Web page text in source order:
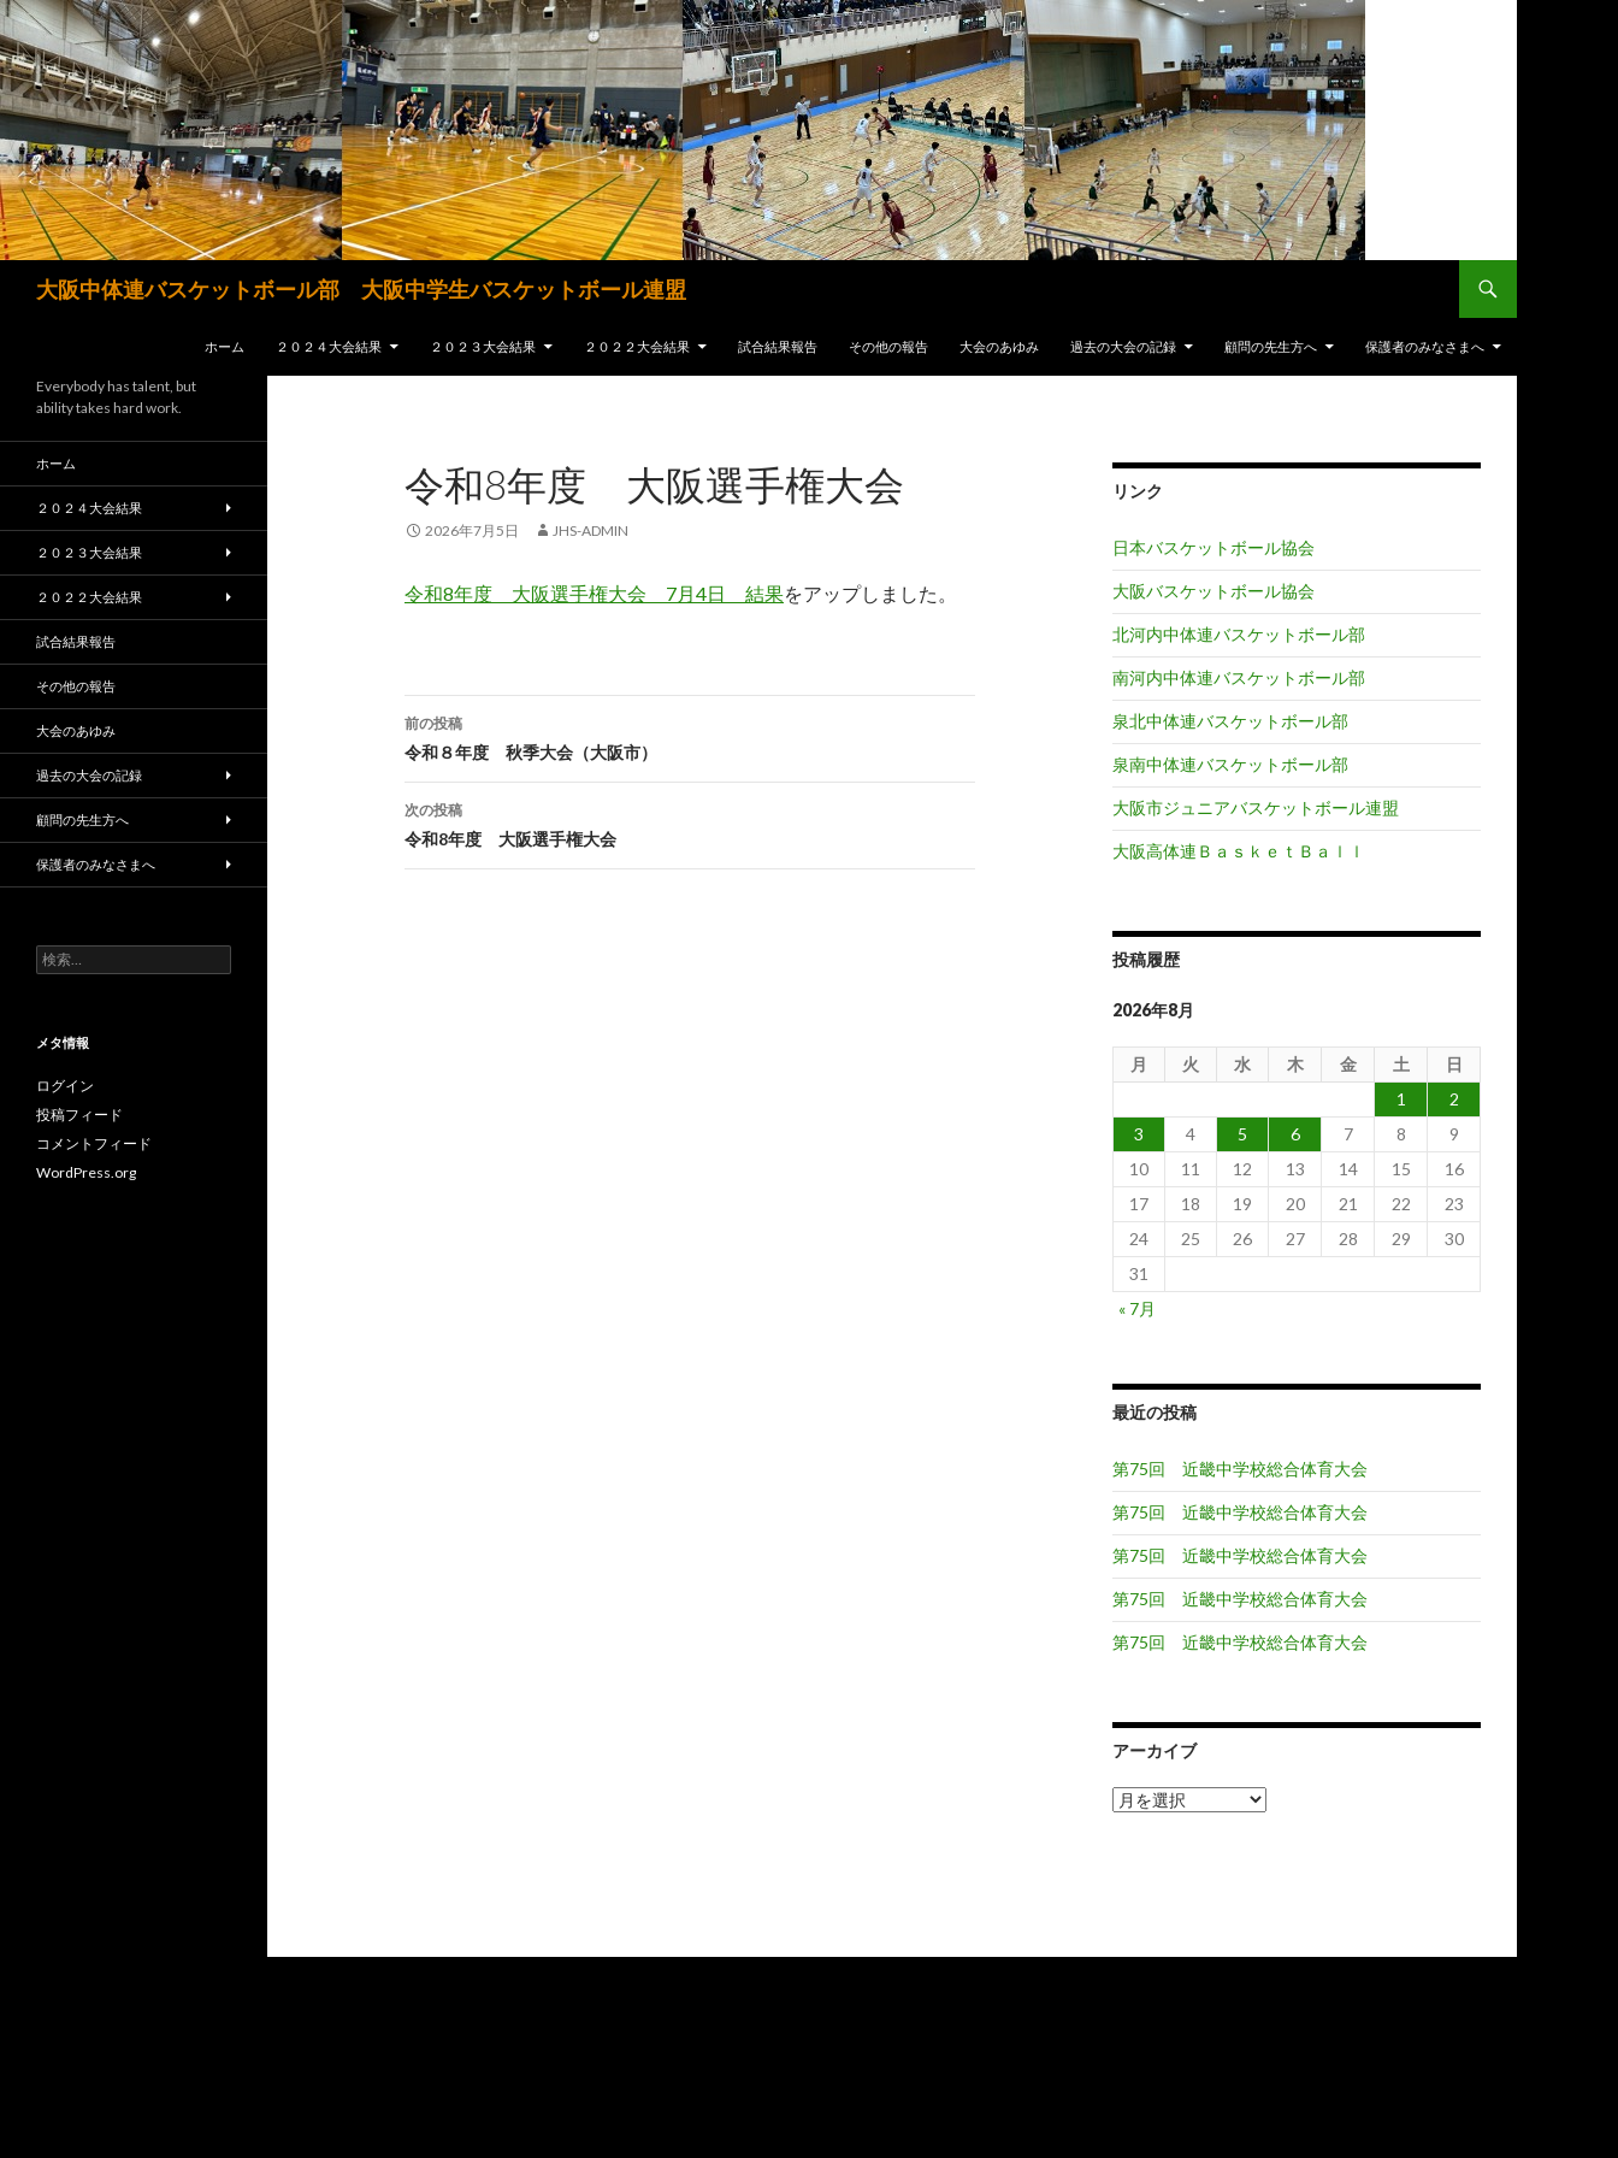
大阪中体連バスケットボール部 大阪中学生バスケットボール連盟
ホーム
２０２４大会結果 ２０２３大会結果 ２０２２大会結果 試合結果報告 その他の報告 大会のあゆみ 過去の大会の記録 顧問の先生方へ 保護者のみなさまへ
令和8年度 大阪選手権大会
2026年7月5日 JHS-ADMIN
令和8年度 大阪選手権大会 7月4日 結果をアップしました。
投
稿
ナ
ビ
ゲ
前の投稿
令和８年度 秋季大会（大阪市）
次の投稿
令和8年度 大阪選手権大会
リンク
日本バスケットボール協会
大阪バスケットボール協会
北河内中体連バスケットボール部
南河内中体連バスケットボール部
泉北中体連バスケットボール部
泉南中体連バスケットボール部
大阪市ジュニアバスケットボール連盟
大阪高体連ＢａｓｋｅｔＢａｌｌ
投稿履歴
2026年8月
月 火 水 木 金 土
日
1
2
3
4 5 6 7 8
9
10
11 12 13 14 15
16
17
18 19 20 21 22
23
24
25 26 27 28 29
30
31
« 7月
最近の投稿
第75回 近畿中学校総合体育大会
第75回 近畿中学校総合体育大会
第75回 近畿中学校総合体育大会
第75回 近畿中学校総合体育大会
第75回 近畿中学校総合体育大会
アーカイブ
ア
ー
Everybody has talent, but
ability takes hard work.
ホーム
２０２４大会結果
２０２３大会結果
２０２２大会結果
試合結果報告
その他の報告
大会のあゆみ
過去の大会の記録
顧問の先生方へ
保護者のみなさまへ
検
索:
メタ情報
ログイン
投稿フィード
コメントフィード
WordPress.org